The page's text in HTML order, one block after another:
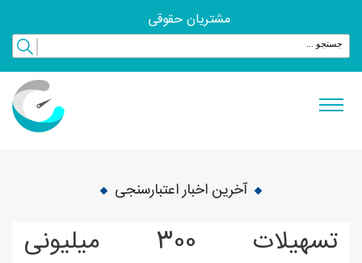
مشتریان حقوقی
آخرین اخبار اعتبارسنجی
تسهیلات 300 میلیونی